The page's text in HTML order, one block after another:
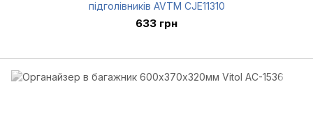
підголівників AVTM CJE11310
633 грн